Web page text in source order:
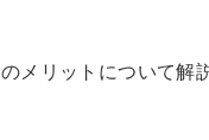
メリットについて解